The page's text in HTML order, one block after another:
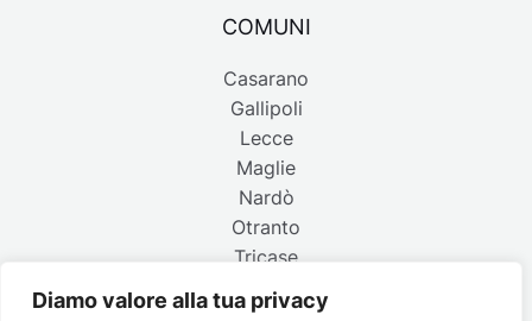
Diamo valore alla tua privacy
COMUNI
Casarano
Gallipoli
Lecce
Maglie
Nardò
Otranto
Tricase